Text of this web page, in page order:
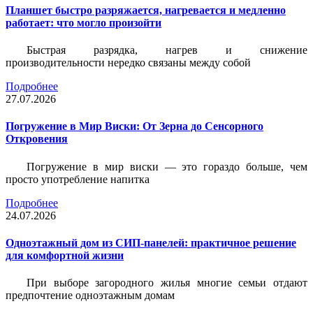
Планшет быстро разряжается, нагревается и медленно
работает: что могло произойти
Быстрая разрядка, нагрев и снижение
производительности нередко связаны между собой
Подробнее
27.07.2026
Погружение в Мир Виски: От Зерна до Сенсорного
Откровения
Погружение в мир виски — это гораздо больше, чем
просто употребление напитка
Подробнее
24.07.2026
Одноэтажный дом из СИП-панелей: практичное решение
для комфортной жизни
При выборе загородного жилья многие семьи отдают
предпочтение одноэтажным домам